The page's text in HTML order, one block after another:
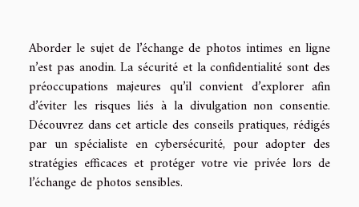
Aborder le sujet de l’échange de photos intimes en ligne
n’est pas anodin. La sécurité et la confidentialité sont des
préoccupations majeures qu’il convient d’explorer afin
d’éviter les risques liés à la divulgation non consentie.
Découvrez dans cet article des conseils pratiques, rédigés
par un spécialiste en cybersécurité, pour adopter des
stratégies efficaces et protéger votre vie privée lors de
l’échange de photos sensibles.